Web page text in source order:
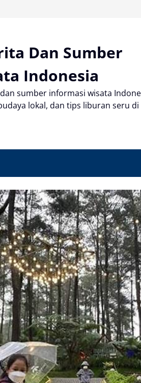
Dan Sumber
Indonesia
sumber informasi wisata
lokal, dan tips liburan seru di